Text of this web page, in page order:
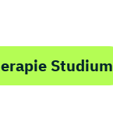
Studium